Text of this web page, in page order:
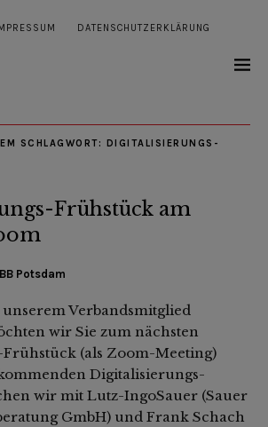
DATENSCHUTZERKLÄRUNG
SCHLAGWORT:
DIGITALISIERUNGS-
Frühstück am
Potsdam
Verbandsmitglied
wir Sie zum nächsten
(als Zoom-Meeting)
Digitalisierungs-
wir mit Lutz-IngoSauer (Sauer
GmbH) und Frank Schach